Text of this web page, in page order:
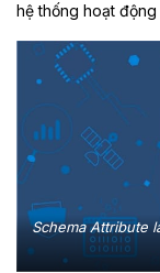
hệ thống hoạt
Schema Attribute